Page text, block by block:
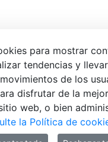
de Donostia / San
/ San Sebastián
para mostrar
tendencias y
de los
disfrutar de la
web, o bien
la Política de